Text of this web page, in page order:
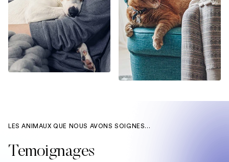
LES ANIMAUX QUE NOUS AVONS SOIGNES...
Temoignages